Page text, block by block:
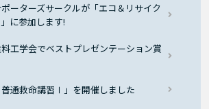
ーターズサークルが「エコ＆リサイク
に参加します!
工学会でベストプレゼンテーション賞
普通救命講習Ⅰ」を開催しました